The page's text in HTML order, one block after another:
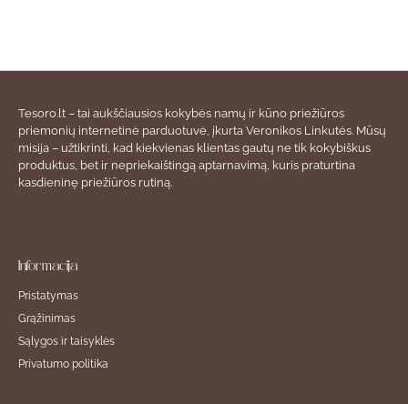
Tesoro.lt – tai aukščiausios kokybės namų ir kūno priežiūros
priemonių internetinė parduotuvė, įkurta Veronikos Linkutės. Mūsų
misija – užtikrinti, kad kiekvienas klientas gautų ne tik kokybiškus
produktus, bet ir nepriekaištingą aptarnavimą, kuris praturtina
kasdieninę priežiūros rutiną.
Informacija
Pristatymas
Grąžinimas
Sąlygos ir taisyklės
Privatumo politika